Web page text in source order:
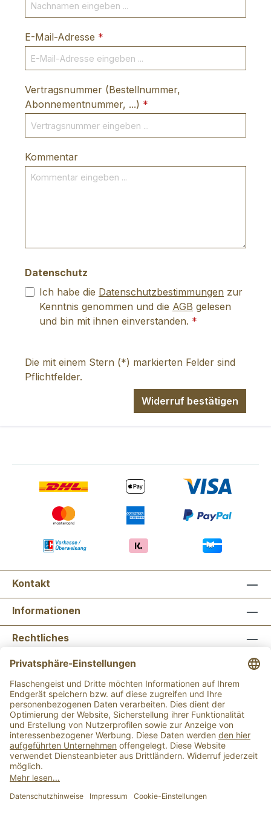
E-Mail-Adresse *
Vertragsnummer (Bestellnummer,
Abonnementnummer, ...) *
Kommentar
Datenschutz
Ich habe die Datenschutzbestimmungen zur
Kenntnis genommen und die AGB gelesen
und bin mit ihnen einverstanden. *
Die mit einem Stern (*) markierten Felder sind
Pflichtfelder.
Widerruf bestätigen
Kontakt
Informationen
Rechtliches
Newsletter abonnieren
Flaschengeist Bonn Flaschengeist Münster
Alle Preise inkl. gesetzl. Mehrwertsteuer zzgl.
Versandkosten